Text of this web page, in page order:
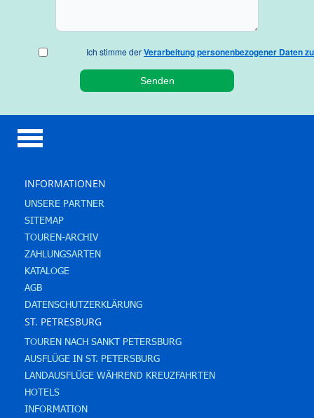
Ich stimme derVerarbeitung personenbezogener Daten zu
INFORMATIONEN
UNSERE PARTNER
SITEMAP
TOUREN-ARCHIV
ZAHLUNGSARTEN
KATALOGE
AGB
DATENSCHUTZERKLÄRUNG
ST. PETRESBURG
TOUREN NACH SANKT PETERSBURG
AUSFLÜGE IN ST. PETERSBURG
LANDAUSFLÜGE WÄHREND KREUZFAHRTEN
HOTELS
INFORMATION